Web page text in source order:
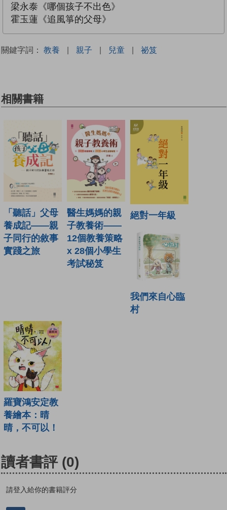
梁永泰《哪個孩子不出色》
霍玉蓮《追風箏的父母》
關鍵字詞： 教養 | 親子 | 兒童 | 祕笈
相關書籍
「聽話」父母
養成記——親
子同行的敘事
實踐之旅
醫生媽媽的親
子教養術——
12個教養策略
x 28個小學生
考試秘笈
絕對一年級
我們來自心臨
村
羅寶鴻安定教
養繪本：晴
晴，不可以！
讀者書評 (0)
請登入給你的書籍評分